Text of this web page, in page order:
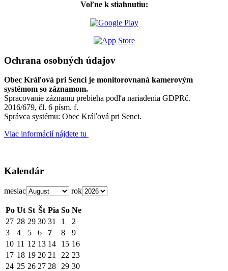
Voľne k stiahnutiu:
Ochrana osobných údajov
Obec Kráľová pri Senci je monitorovnaná kamerovým
systémom so záznamom.
Spracovanie záznamu prebieha podľa nariadenia GDPRč.
2016/679, čl. 6 písm. f.
Správca systému: Obec Kráľová pri Senci.
Viac informácií nájdete tu
Kalendár
mesiac rok
Po Ut St Št Pia So Ne
27 28 29 30 31 1
2
3
4 5 6 7 8
9
10 11 12 13 14 15 16
17 18 19 20 21 22 23
24 25 26 27 28 29 30